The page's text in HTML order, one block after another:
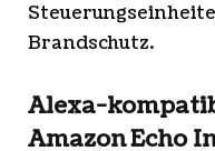
Brandschutz.
Alexa-
Amazon Echo